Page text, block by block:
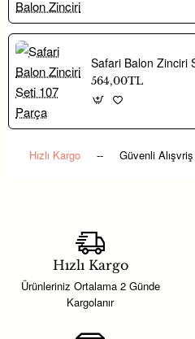
Paket içinde toplam 10 adet balon
Balonlar inik olarak gönderilir.
Helyum gazı ile doldurularak uçan
şeklinde süslemelerinizde
Lateks Balonları Nasıl Şişirebilirim?
564,00TL
Hızlı Kargo -- Güvenli Alışvriş
Hızlı Kargo
Ürünleriniz Ortalama 2 Günde
Kargolanır